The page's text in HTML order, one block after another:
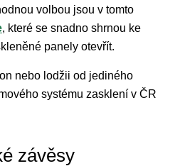
volbou jsou v tomto
, které se snadno shrnou ke
panely otevřít.
nebo lodžii od jediného
systému zasklení v ČR
závěsy